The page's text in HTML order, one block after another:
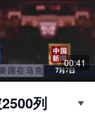
00:41
列